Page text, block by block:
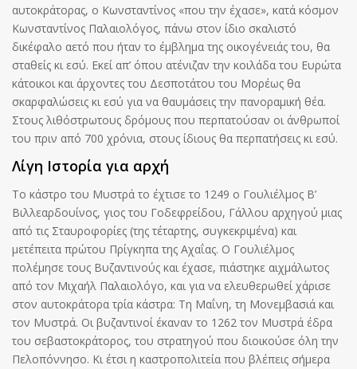
αυτοκράτορας, ο Κωνσταντίνος «που την έχασε», κατά κόσμον
Κωνσταντίνος Παλαιολόγος, πάνω στον ίδιο σκαλιστό
δικέφαλο αετό που ήταν το έμβλημα της οικογένειάς του, θα
σταθείς κι εσύ. Εκεί απ’ όπου ατένιζαν την κοιλάδα του Ευρώτα
κάτοικοι και άρχοντες του Δεσποτάτου του Μορέως θα
σκαρφαλώσεις κι εσύ για να θαυμάσεις την πανοραμική θέα.
Στους λιθόστρωτους δρόμους που περπατούσαν οι άνθρωποί
του πριν από 700 χρόνια, στους ίδιους θα περπατήσεις κι εσύ.
Λίγη Ιστορία για αρχή
Το κάστρο του Μυστρά το έχτισε το 1249 ο Γουλιέλμος Β’
Βιλλεαρδουίνος, γιος του Γοδεφρείδου, Γάλλου αρχηγού μιας
από τις Σταυροφορίες (της τέταρτης, συγκεκριμένα) και
μετέπειτα πρώτου Πρίγκηπα της Αχαΐας. Ο Γουλιέλμος
πολέμησε τους Βυζαντινούς και έχασε, πιάστηκε αιχμάλωτος
από τον Μιχαήλ Παλαιολόγο, και για να ελευθερωθεί χάρισε
στον αυτοκράτορα τρία κάστρα: Τη Μαΐνη, τη Μονεμβασιά και
τον Μυστρά. Οι βυζαντινοί έκαναν το 1262 τον Μυστρά έδρα
του σεβαστοκράτορος, του στρατηγού που διοικούσε όλη την
Πελοπόννησο. Κι έτσι η καστροπολιτεία που βλέπεις σήμερα